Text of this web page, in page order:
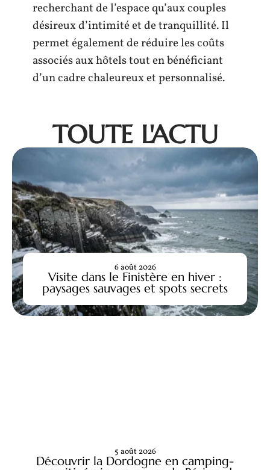
recherchant de l’espace qu’aux couples
désireux d’intimité et de tranquillité. Il
permet également de réduire les coûts
associés aux hôtels tout en bénéficiant
d’un cadre chaleureux et personnalisé.
TOUTE L'ACTU
Visite dans le Finistère en hiver :
paysages sauvages et spots secrets
6 août 2026
Découvrir la Dordogne en camping-
5 août 2026